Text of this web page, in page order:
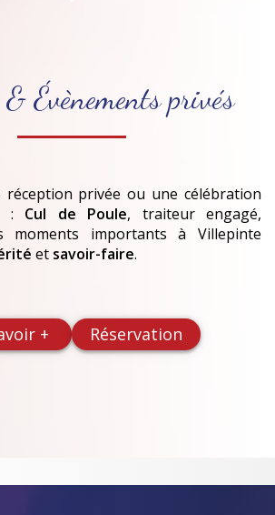
Évènements privés
réception privée ou une célébration
: Cul de Poule, traiteur engagé,
moments importantsà Villepinte
et savoir-faire.
+ Réservation